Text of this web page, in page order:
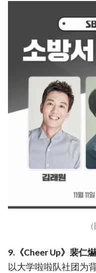
9.《Cheer Up》裴仁
以大学啦啦队社团为